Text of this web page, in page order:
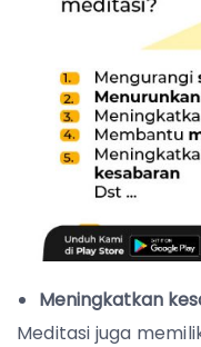
Meningkatkan
Meditasi juga